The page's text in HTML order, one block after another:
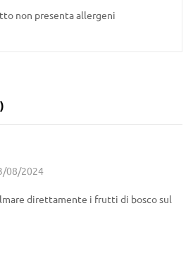
non presenta allergeni
08/2024
direttamente i frutti di bosco sul